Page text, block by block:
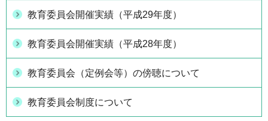
教育委員会開催実績（平成29年度）
教育委員会開催実績（平成28年度）
教育委員会（定例会等）の傍聴について
教育委員会制度について